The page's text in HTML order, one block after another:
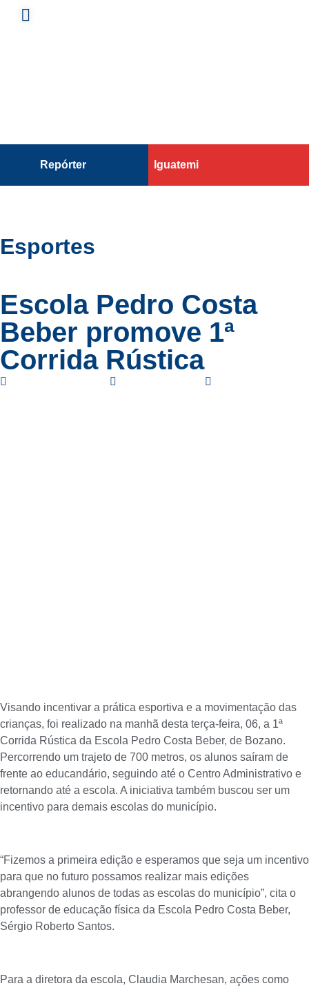
Repórter Iguatemi
Esportes
Escola Pedro Costa
Beber promove 1ª
Corrida Rústica
Visando incentivar a prática esportiva e a movimentação das
crianças, foi realizado na manhã desta terça-feira, 06, a 1ª
Corrida Rústica da Escola Pedro Costa Beber, de Bozano.
Percorrendo um trajeto de 700 metros, os alunos saíram de
frente ao educandário, seguindo até o Centro Administrativo e
retornando até a escola. A iniciativa também buscou ser um
incentivo para demais escolas do município.
“Fizemos a primeira edição e esperamos que seja um incentivo
para que no futuro possamos realizar mais edições
abrangendo alunos de todas as escolas do município”, cita o
professor de educação física da Escola Pedro Costa Beber,
Sérgio Roberto Santos.
Para a diretora da escola, Claudia Marchesan, ações como